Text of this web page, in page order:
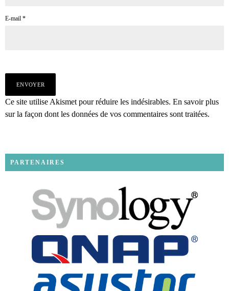
E-mail *
Ce site utilise Akismet pour réduire les indésirables. En savoir plus
sur la façon dont les données de vos commentaires sont traitées.
PARTENAIRES